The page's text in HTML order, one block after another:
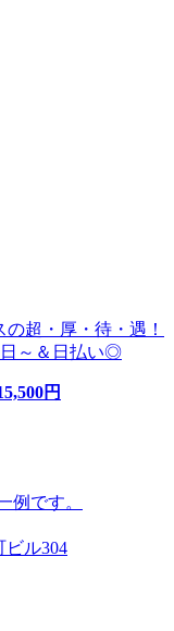
超・厚・待・遇！
日～＆日払い◎
円
です。
ビル304